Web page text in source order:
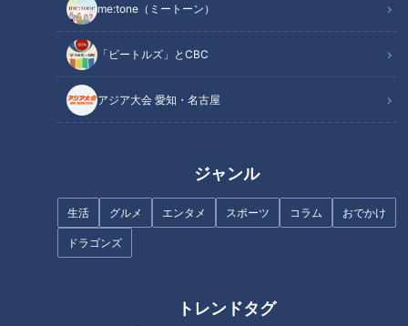
me:tone（ミートーン）
「ビートルズ」とCBC
アジア大会 愛知・名古屋
ジャンル
生活 グルメ エンタメ スポーツ コラム おでかけ
ドラゴンズ
トレンドタグ
コストコ商品で節約レシピ！大
人気商品のアヒージョが簡単に
炊き込みご飯に！？
洗練オトナのモテ！メイク！セ
ルヴォークの最新アイテムで夏
に映える！【デパチャン】
超人気美容系YouTuberが教え
る!3,000円以下のアイテムを使
新生活に役立つ「ダイソー」の